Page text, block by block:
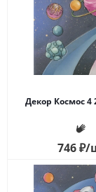
Декор Космос 4
746₽/